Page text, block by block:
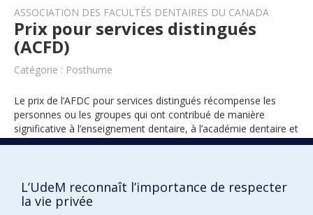
ASSOCIATION DES FACULTÉS DENTAIRES DU CANADA
Prix pour services distingués
(ACFD)
Catégorie : Posthume
Le prix de l’AFDC pour services distingués récompense les
personnes ou les groupes qui ont contribué de manière
significative à l’enseignement dentaire, à l’académie dentaire et
à la recherche dentaire au Canada.
L’UdeM reconnaît l’importance de respecter
la vie privée